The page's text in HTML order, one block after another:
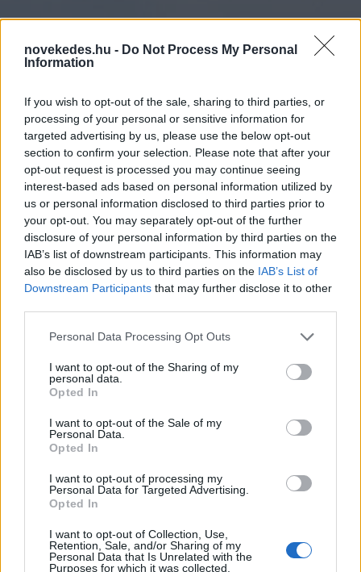
novekedes.hu - Do Not Process My Personal
Information
If you wish to opt-out of the sale, sharing to third parties, or
processing of your personal or sensitive information for
targeted advertising by us, please use the below opt-out
section to confirm your selection. Please note that after your
opt-out request is processed you may continue seeing
interest-based ads based on personal information utilized by
us or personal information disclosed to third parties prior to
your opt-out. You may separately opt-out of the further
disclosure of your personal information by third parties on the
IAB’s list of downstream participants. This information may
also be disclosed by us to third parties on the IAB’s List of
Downstream Participants that may further disclose it to other
Please note that this website/app uses one or more Google
not limited to your visit or usage behaviour. You may click to
grant or deny consent to Google and its third-party tags to
use your data for below specified purposes in below Google
consent section.
Personal Data Processing Opt Outs
I want to opt-out of the Sharing of my
personal data.
Opted In
I want to opt-out of the Sale of my
Personal Data.
Opted In
I want to opt-out of processing my
Personal Data for Targeted Advertising.
Opted In
I want to opt-out of Collection, Use,
Retention, Sale, and/or Sharing of my
Personal Data that Is Unrelated with the
Purposes for which it was collected.
Trump
"megtiszteltetésnek"
venné Kuba átvételét
HÍREK 2026. MÁRC. 17. MTI
Donald Trump azt mondta,
"valamilyen formában átvehetné" Kubát.
"átvétele" - jelentette ki az amerikai elnök